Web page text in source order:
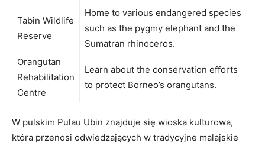
Tabin Wildlife
⁣Reserve
Home to various endangered species
⁢such as the pygmy elephant and ⁢the
Sumatran rhinoceros.
Orangutan
Rehabilitation
Centre
Learn about the conservation efforts
to protect‌ Borneo’s orangutans.
W pulskim ⁣Pulau Ubin ⁣znajduje się ‌wioska ‍kulturowa,
która przenosi odwiedzających w ‌tradycyjne⁢ malajskie